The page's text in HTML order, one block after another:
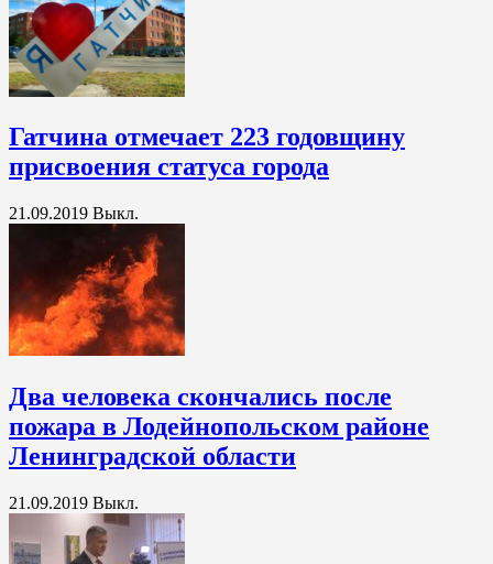
Гатчина отмечает 223 годовщину
присвоения статуса города
21.09.2019 Выкл.
Два человека скончались после
пожара в Лодейнопольском районе
Ленинградской области
21.09.2019 Выкл.